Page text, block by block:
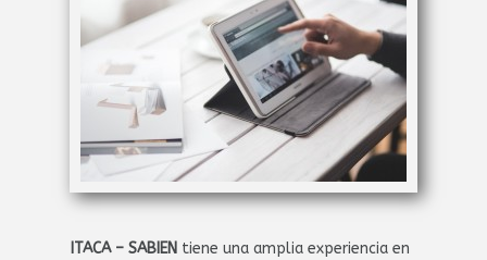
ITACA – SABIEN tiene una amplia experiencia en